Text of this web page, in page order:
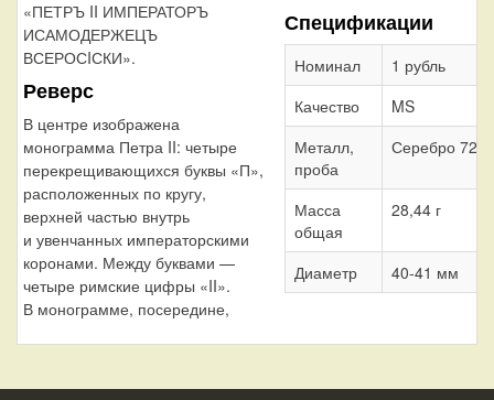
«ПЕТРЪ II ИМПЕРАТОРЪ
ИСАМОДЕРЖЕЦЪ
ВСЕРОСIСКИ».
Реверс
В центре изображена
монограмма Петра II: четыре
перекрещивающихся буквы «П»,
расположенных по кругу,
верхней частью внутрь
и увенчанных императорскими
коронами. Между буквами —
четыре римские цифры «II».
В монограмме, посередине,
Спецификации
Номинал
1 рубль
Качество
MS
Металл,
проба
Серебро 728
Масса
общая
28,44 г
Диаметр 40-41 мм